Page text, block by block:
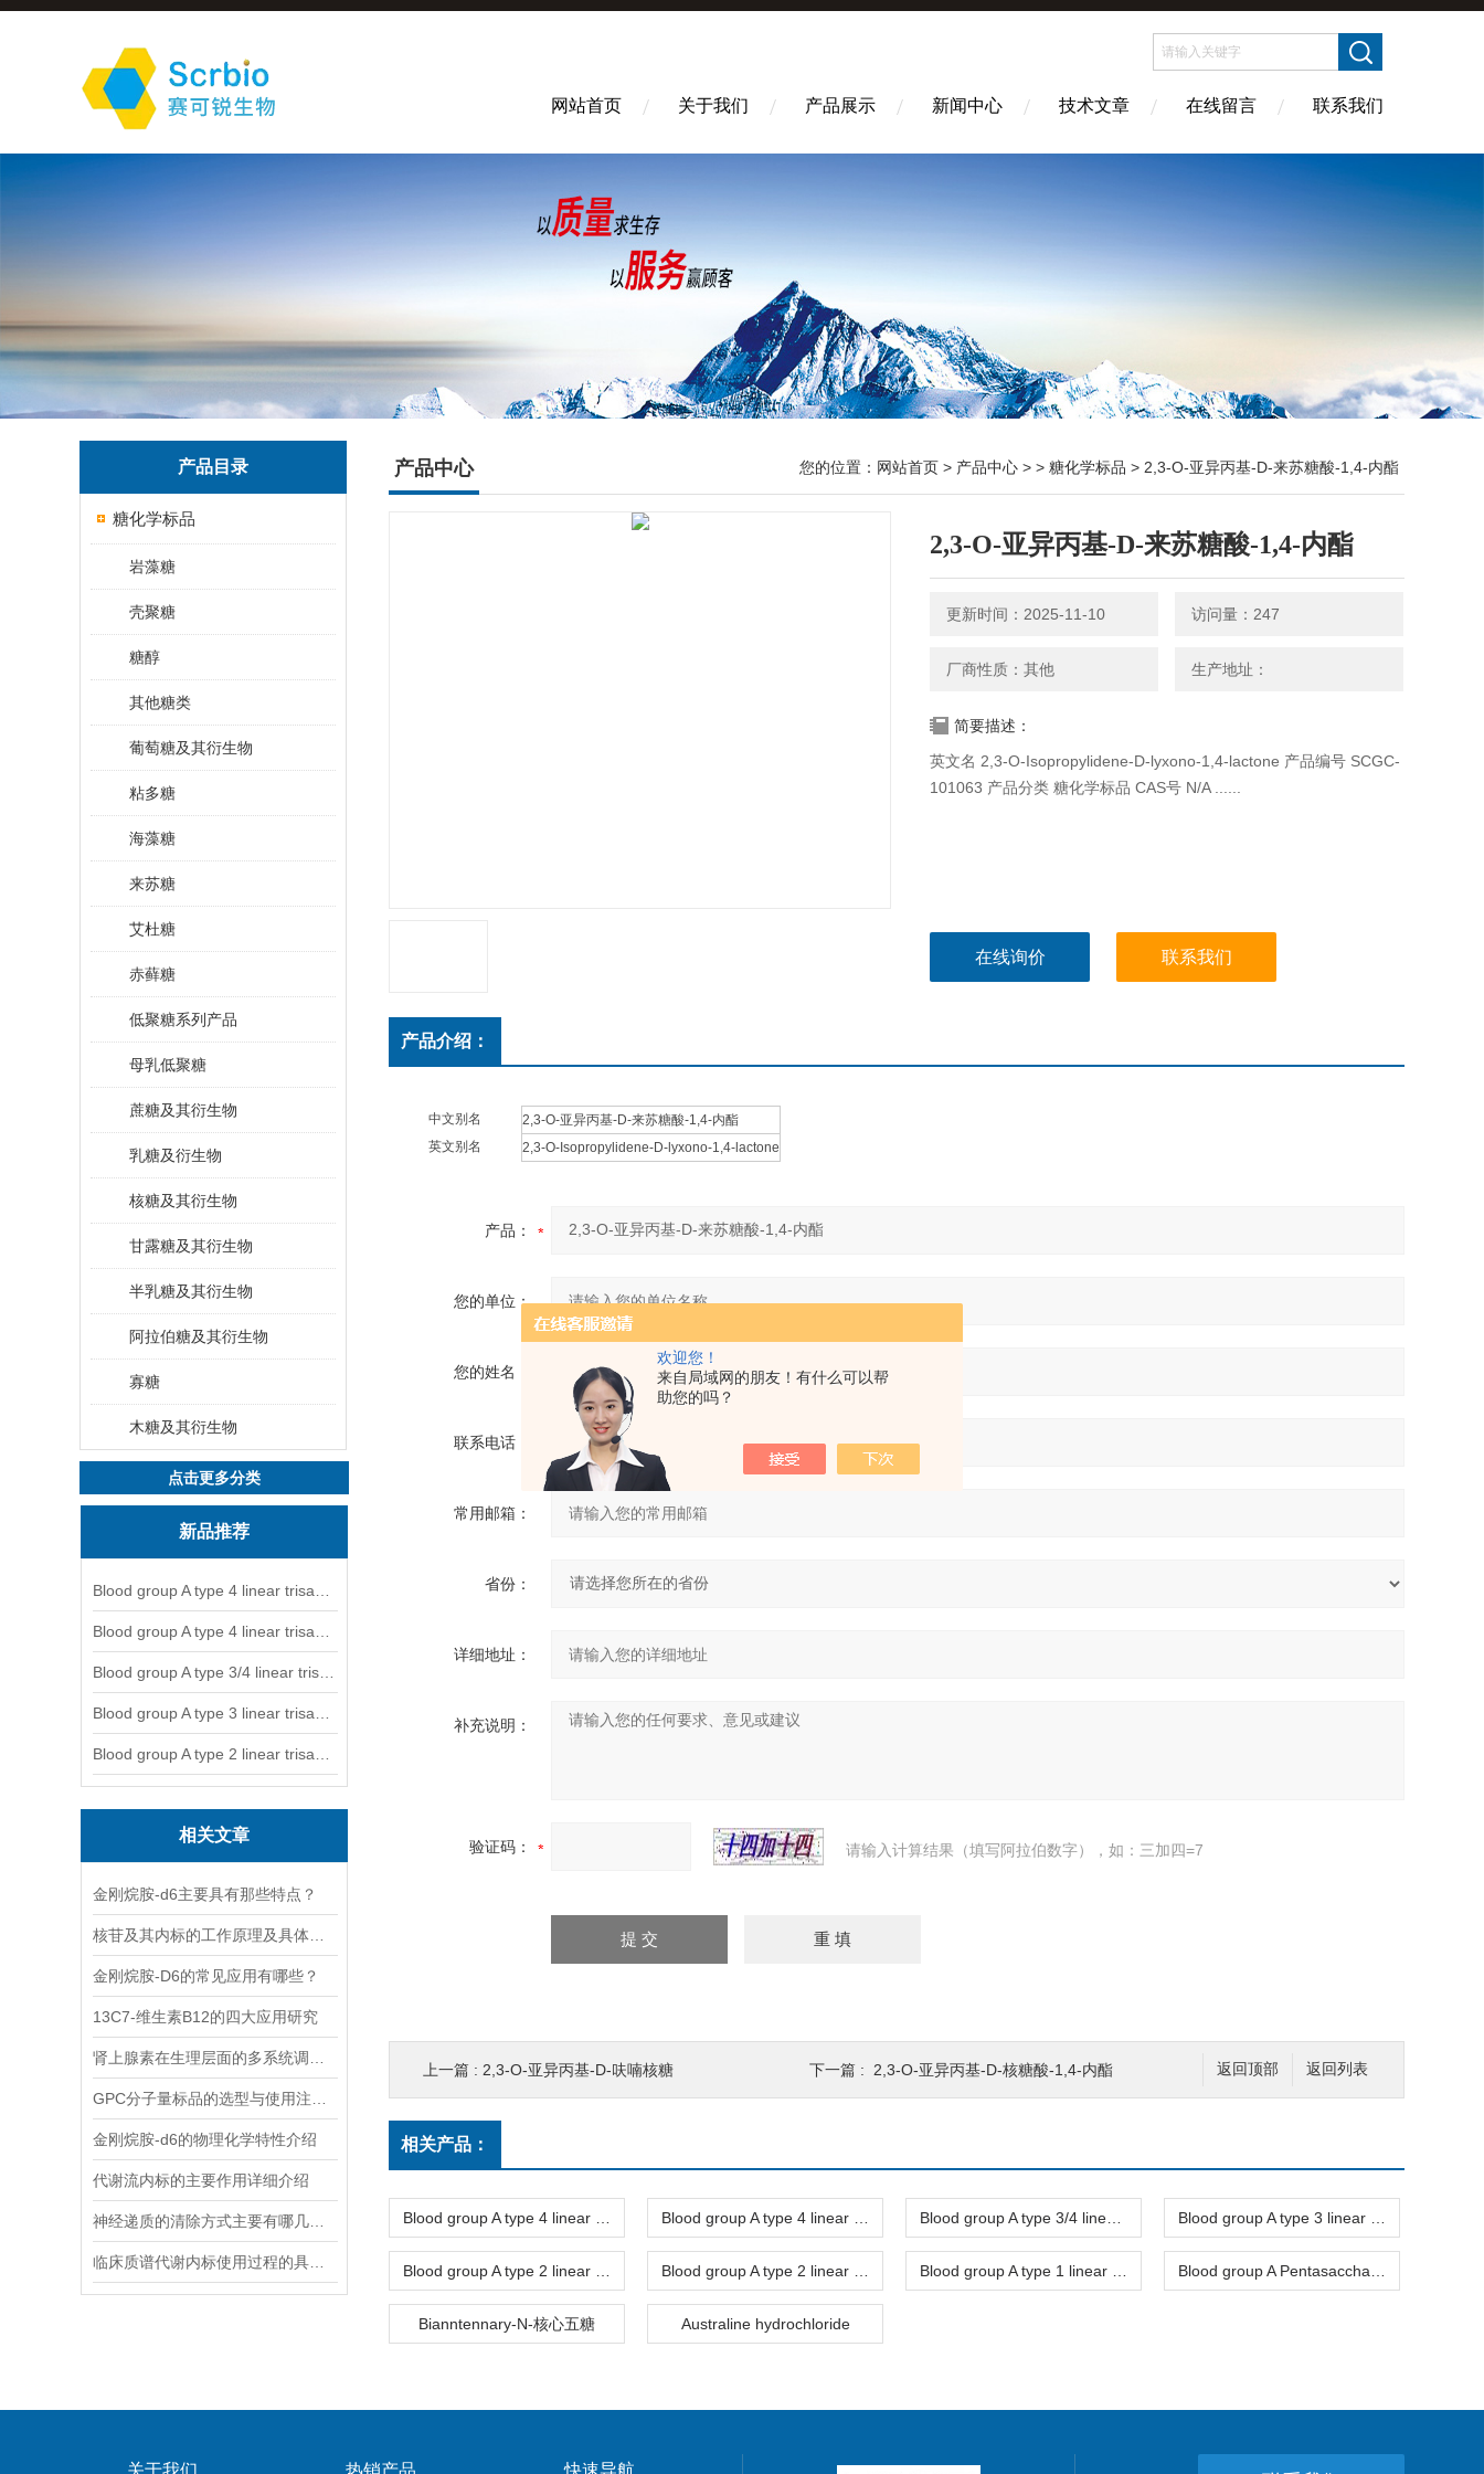
欢迎您！
来自局域网的朋友！有什么可以帮
助您的吗？
网站首页 关于我们 产品展示 新闻中心 技术文章 在线留言 联系我们
产品目录
糖化学标品
岩藻糖
壳聚糖
糖醇
其他糖类
葡萄糖及其衍生物
粘多糖
海藻糖
来苏糖
艾杜糖
赤藓糖
低聚糖系列产品
母乳低聚糖
蔗糖及其衍生物
乳糖及衍生物
核糖及其衍生物
甘露糖及其衍生物
半乳糖及其衍生物
阿拉伯糖及其衍生物
寡糖
木糖及其衍生物
点击更多分类
新品推荐
相关文章
金刚烷胺-d6主要具有那些特点？
金刚烷胺-D6的常见应用有哪些？
13C7-维生素B12的四大应用研究
金刚烷胺-d6的物理化学特性介绍
代谢流内标的主要作用详细介绍
产品中心 您的位置： 网站首页 > 产品中心 > > 糖化学标品 > 2,3-O-亚异丙基-D-来苏糖酸-1,4-内酯
2,3-O-亚异丙基-D-来苏糖酸-1,4-内酯
更新时间：2025-11-10 访问量：247
厂商性质：其他 生产地址：
简要描述：
英文名 2,3-O-Isopropylidene-D-lyxono-1,4-lactone 产品编号 SCGC-
101063 产品分类 糖化学标品 CAS号 N/A ......
在线询价 联系我们
产品介绍：
中文别名
2,3-O-亚异丙基-D-来苏糖酸-1,4-内酯
英文别名
2,3-O-Isopropylidene-D-lyxono-1,4-lactone
产品：
您的单位：
您的姓名：
联系电话：
常用邮箱：
省份：
详细地址：
补充说明：
验证码： 请输入计算结果（填写阿拉伯数字），如：三加四=7
返回列表
返回顶部
上一篇 : 2,3-O-亚异丙基-D-呋喃核糖 下一篇 : 2,3-O-亚异丙基-D-核糖酸-1,4-内酯
相关产品：
Bianntennary-N-核心五糖 Australine hydrochloride
关于我们 热销产品 快速导航